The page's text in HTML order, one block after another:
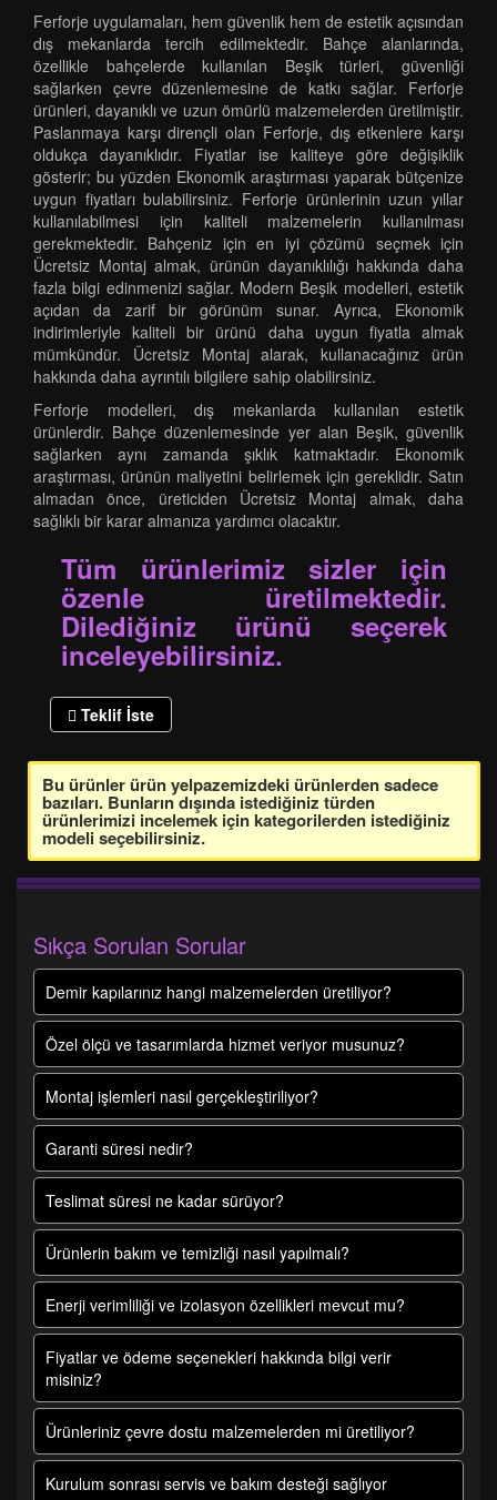
Ferforje uygulamaları, hem güvenlik hem de estetik açısından
dış mekanlarda tercih edilmektedir. Bahçe alanlarında,
özellikle bahçelerde kullanılan Beşik türleri, güvenliği
sağlarken çevre düzenlemesine de katkı sağlar. Ferforje
ürünleri, dayanıklı ve uzun ömürlü malzemelerden üretilmiştir.
Paslanmaya karşı dirençli olan Ferforje, dış etkenlere karşı
oldukça dayanıklıdır. Fiyatlar ise kaliteye göre değişiklik
gösterir; bu yüzden Ekonomik araştırması yaparak bütçenize
uygun fiyatları bulabilirsiniz. Ferforje ürünlerinin uzun yıllar
kullanılabilmesi için kaliteli malzemelerin kullanılması
gerekmektedir. Bahçeniz için en iyi çözümü seçmek için
Ücretsiz Montaj almak, ürünün dayanıklılığı hakkında daha
fazla bilgi edinmenizi sağlar. Modern Beşik modelleri, estetik
açıdan da zarif bir görünüm sunar. Ayrıca, Ekonomik
indirimleriyle kaliteli bir ürünü daha uygun fiyatla almak
mümkündür. Ücretsiz Montaj alarak, kullanacağınız ürün
hakkında daha ayrıntılı bilgilere sahip olabilirsiniz.
Ferforje modelleri, dış mekanlarda kullanılan estetik
ürünlerdir. Bahçe düzenlemesinde yer alan Beşik, güvenlik
sağlarken aynı zamanda şıklık katmaktadır. Ekonomik
araştırması, ürünün maliyetini belirlemek için gereklidir. Satın
almadan önce, üreticiden Ücretsiz Montaj almak, daha
sağlıklı bir karar almanıza yardımcı olacaktır.
Tüm ürünlerimiz sizler için
özenle üretilmektedir.
Dilediğiniz ürünü seçerek
inceleyebilirsiniz.
Teklif İste
Bu ürünler ürün yelpazemizdeki ürünlerden sadece
bazıları. Bunların dışında istediğiniz türden
ürünlerimizi incelemek için kategorilerden istediğiniz
modeli seçebilirsiniz.
Sıkça Sorulan Sorular
Demir kapılarınız hangi malzemelerden üretiliyor?
Özel ölçü ve tasarımlarda hizmet veriyor musunuz?
Montaj işlemleri nasıl gerçekleştiriliyor?
Garanti süresi nedir?
Teslimat süresi ne kadar sürüyor?
Ürünlerin bakım ve temizliği nasıl yapılmalı?
Enerji verimliliği ve izolasyon özellikleri mevcut mu?
Fiyatlar ve ödeme seçenekleri hakkında bilgi verir
misiniz?
Ürünleriniz çevre dostu malzemelerden mi üretiliyor?
Kurulum sonrası servis ve bakım desteği sağlıyor